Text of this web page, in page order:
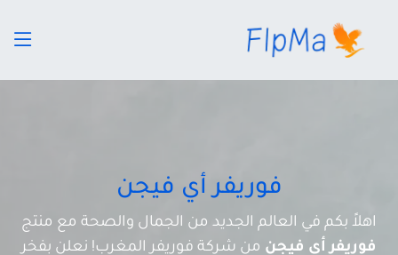
فوريفر أي فيجن
اهلاً بكم في العالم الجديد من الجمال والصحة مع منتج
فوريفر أي فيجن من شركة فوريفر المغرب! نعلن بفخر